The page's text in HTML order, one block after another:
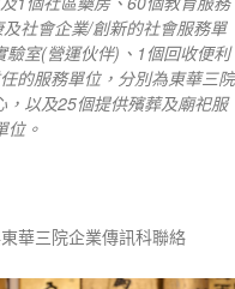
社會企業/創新的社會服務單
驗室(營運伙伴) 、 1 個回收便利
的服務單位，分別為東華三院
，以及25個提供殯葬及廟祀服
位。
華三院企業傳訊科聯絡